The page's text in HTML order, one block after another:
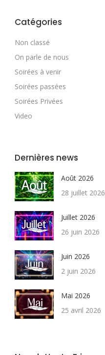
Catégories
Non classé
On parle de nous
Soirées à venir
Soirées passées
Soirées Privées
Video
Dernières news
Août 2026
28 juillet 2026
Juillet 2026
26 juin 2026
Juin 2026
2 juin 2026
Mai 2026
25 avril 2026